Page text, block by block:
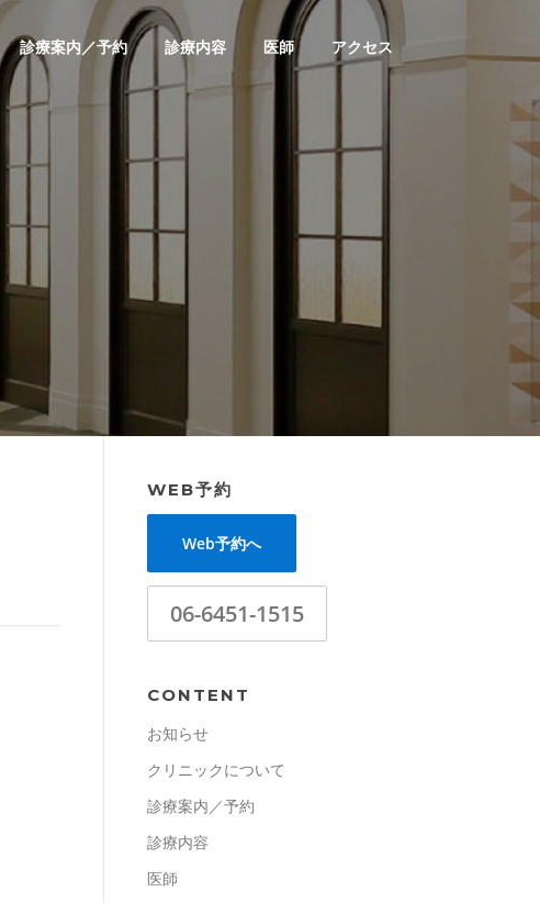
診療案内／予約 診療内容 医師 アクセス
WEB予約
Web予約へ
06-6451-1515
CONTENT
お知らせ
クリニックについて
診療案内／予約
診療内容
医師